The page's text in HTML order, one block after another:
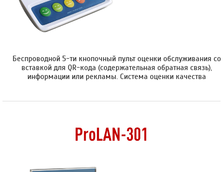
Беспроводной 5-ти кнопочный пульт оценки обслуживания со
вставкой для QR-кода (содержательная обратная связь),
информации или рекламы. Cистема оценки качества